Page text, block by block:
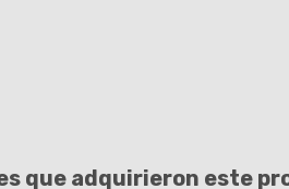
que adquirieron este